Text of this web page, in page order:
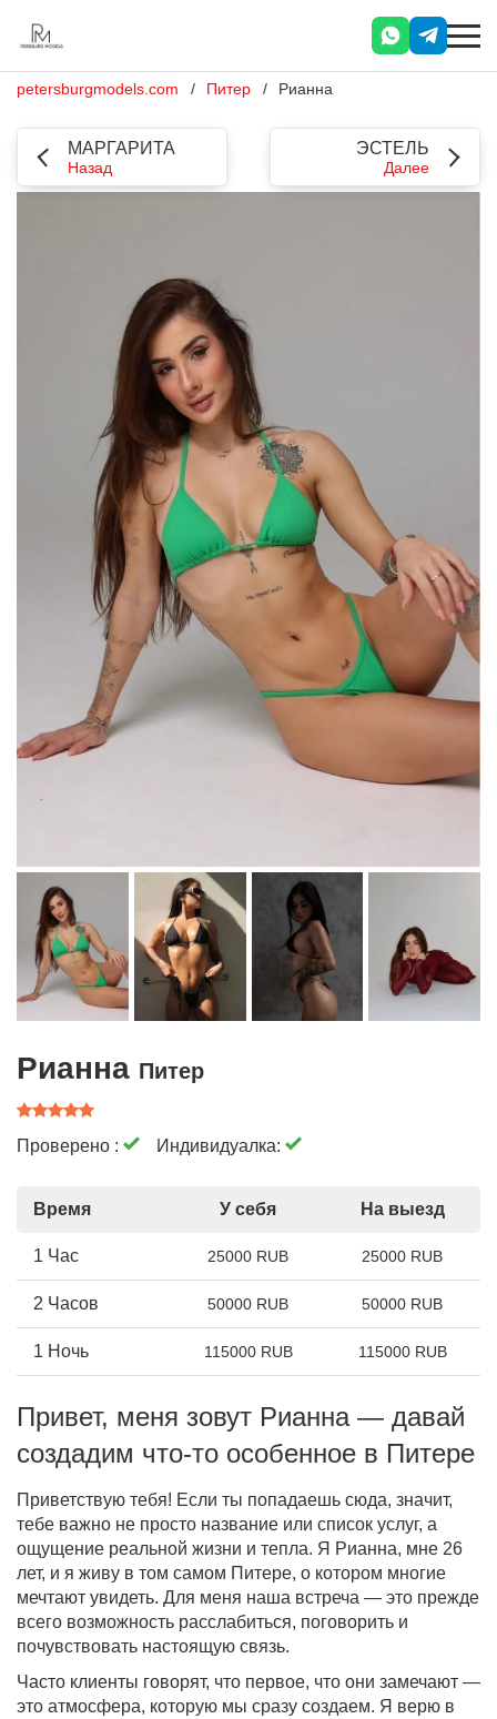
petersburgmodels.com Питер Рианна
МАРГАРИТА
Назад
ЭСТЕЛЬ
Далее
Рианна Питер
Проверено : Индивидуалка:
Время У себя На выезд
1 Час 25000 RUB 25000 RUB
2 Часов 50000 RUB 50000 RUB
1 Ночь 115000 RUB 115000 RUB
Привет, меня зовут Рианна — давай
создадим что-то особенное в Питере
Приветствую тебя! Если ты попадаешь сюда, значит,
тебе важно не просто название или список услуг, а
ощущение реальной жизни и тепла. Я Рианна, мне 26
лет, и я живу в том самом Питере, о котором многие
мечтают увидеть. Для меня наша встреча — это прежде
всего возможность расслабиться, поговорить и
почувствовать настоящую связь.
Часто клиенты говорят, что первое, что они замечают —
это атмосфера, которую мы сразу создаем. Я верю в